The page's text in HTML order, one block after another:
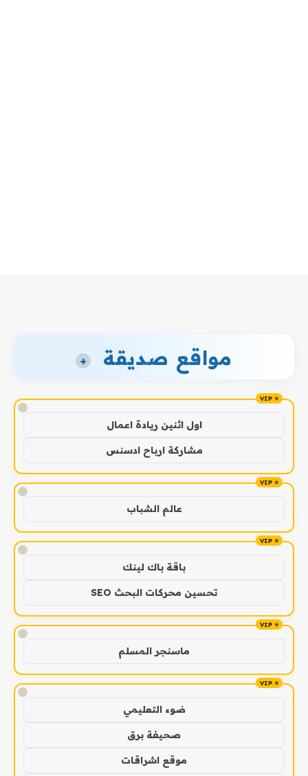
مواقع صديقة +
!
اول اثنين ريادة اعمال
مشاركة ارباح ادسنس
!
عالم الشباب
!
باقة باك لينك
تحسين محركات البحث SEO
!
ماسنجر المسلم
!
ضوء التعليمي
صحيفة برق
موقع اشراقات